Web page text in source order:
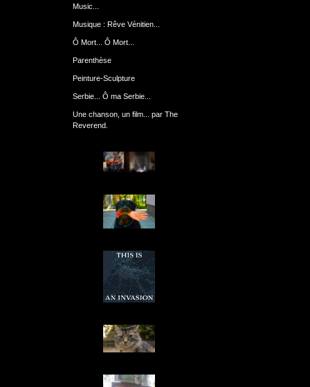
Music...
Musique : Rêve Vénitien...
Ô Mort... Ô Mort...
Parenthèse
Peinture-Sculpture
Serbie... Ô ma Serbie...
Une chanson, un film... par The
Reverend.